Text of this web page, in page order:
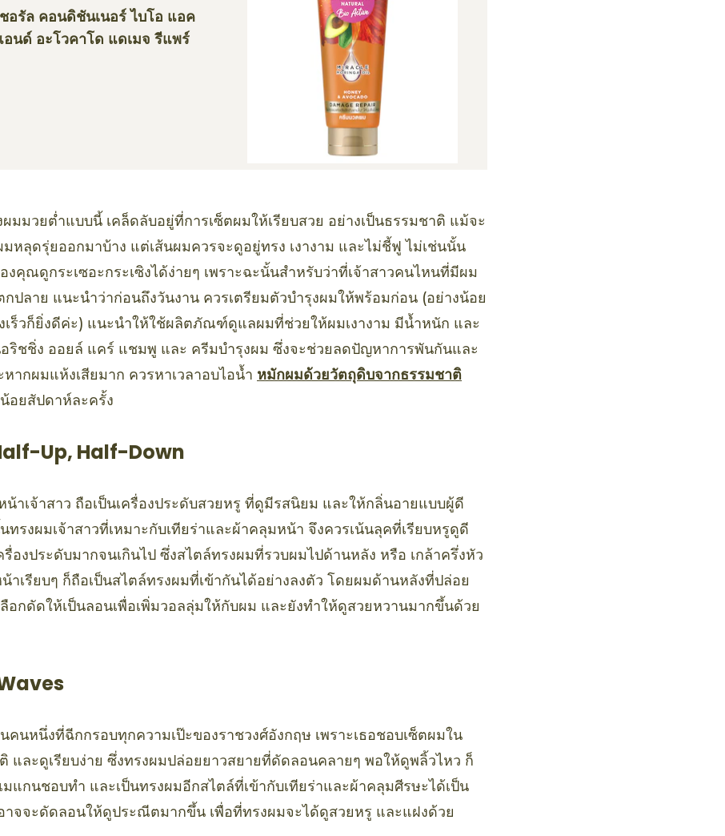
อรัล คอนดิชันเนอร์ ไบโอ แอค
นด์ อะโวคาโด แดเมจ รีแพร์
มมวยต่ำแบบนี้ เคล็ดลับอยู่ที่การเซ็ตผมให้เรียบสวย อย่างเป็นธรรมชาติ แม้จะ
มหลุดรุ่ยออกมาบ้าง แต่เส้นผมควรจะดูอยู่ทรง เงางาม และไม่ชี้ฟู ไม่เช่นนั้น
งคุณดูกระเซอะกระเซิงได้ง่ายๆ เพราะฉะนั้นสำหรับว่าที่เจ้าสาวคนไหนที่มีผม
ปลาย แนะนำว่าก่อนถึงวันงาน ควรเตรียมตัวบำรุงผมให้พร้อมก่อน (อย่างน้อย
เร็วก็ยิ่งดีค่ะ) แนะนำให้ใช้ผลิตภัณฑ์ดูแลผมที่ช่วยให้ผมเงางาม มีน้ำหนัก และ
ริชชิ่ง ออยล์ แคร์ แชมพู และ ครีมบำรุงผม ซึ่งจะช่วยลดปัญหาการพันกันและ
ากผมแห้งเสียมาก ควรหาเวลาอบไอน้ำ หมักผมด้วยวัตถุดิบจากธรรมชาติ
อยสัปดาห์ละครั้ง
Up, Half-Down
น้าเจ้าสาว ถือเป็นเครื่องประดับสวยหรู ที่ดูมีรสนิยม และให้กลิ่นอายแบบผู้ดี
ทรงผมเจ้าสาวที่เหมาะกับเทียร่าและผ้าคลุมหน้า จึงควรเน้นลุคที่เรียบหรูดูดี
องประดับมากจนเกินไป ซึ่งสไตล์ทรงผมที่รวบผมไปด้านหลัง หรือ เกล้าครึ่งหัว
าเรียบๆ ก็ถือเป็นสไตล์ทรงผมที่เข้ากันได้อย่างลงตัว โดยผมด้านหลังที่ปล่อย
ลือกดัดให้เป็นลอนเพื่อเพิ่มวอลลุ่มให้กับผม และยังทำให้ดูสวยหวานมากขึ้นด้วย
คนหนึ่งที่ฉีกกรอบทุกความเป๊ะของราชวงศ์อังกฤษ เพราะเธอชอบเซ็ตผมใน
และดูเรียบง่าย ซึ่งทรงผมปล่อยยาวสยายที่ดัดลอนคลายๆ พอให้ดูพลิ้วไหว ก็
มแกนชอบทำ และเป็นทรงผมอีกสไตล์ที่เข้ากับเทียร่าและผ้าคลุมศีรษะได้เป็น
าจจะดัดลอนให้ดูประณีตมากขึ้น เพื่อที่ทรงผมจะได้ดูสวยหรู และแฝงด้วย